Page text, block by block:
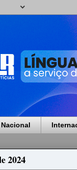
Nacional
2024